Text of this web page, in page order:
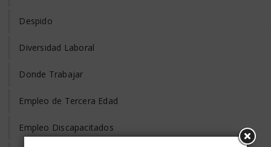
Despido
Diversidad Laboral
Donde Trabajar
Empleo de Tercera Edad
Empleo Discapacitados